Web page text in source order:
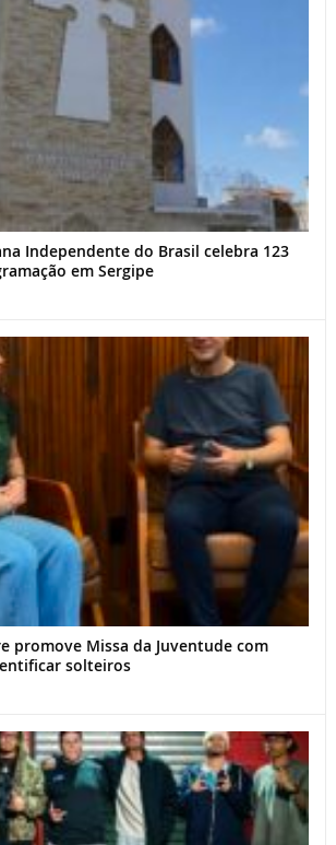
Independente do Brasil celebra 123
em Sergipe
promove Missa da Juventude com
solteiros